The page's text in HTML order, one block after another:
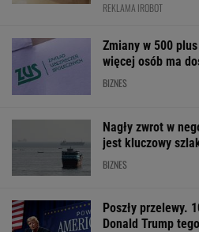
REKLAMA IROBOT
Zmiany w 500
więcej osób ma
BIZNES
Nagły zwrot w
jest kluczowy
BIZNES
Poszły przelewy.
Donald Trump